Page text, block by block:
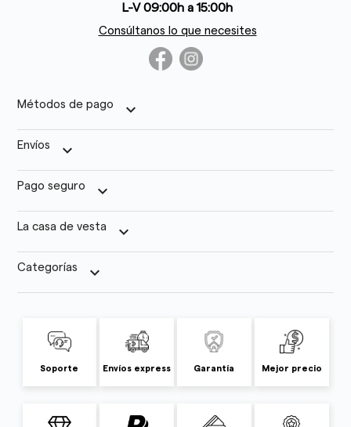
L-V 09:00h a 15:00h
Consúltanos lo que necesites
Métodos de pago keyboard_arrow_down
Envíos keyboard_arrow_down
Pago seguro keyboard_arrow_down
La casa de vesta keyboard_arrow_down
Categorías keyboard_arrow_down
Soporte Envíos express Garantía Mejor precio